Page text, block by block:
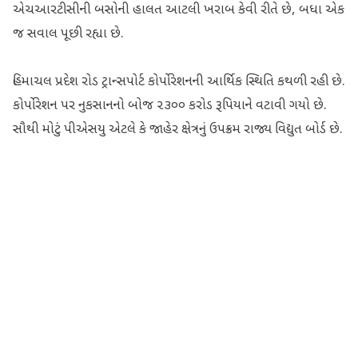
એચઆરટીસીની બસોની હાલત આટલી ખરાબ કેવી રીતે છે, બધા એક
જ સવાલ પૂછી રહ્યા છે.
હિમાચલ પ્રદેશ રોડ ટ્રાન્સપોર્ટ કોર્પોરેશનની આર્થિક સ્થિતિ કથળી રહી છે.
કોર્પોરેશન પર નુકસાનનો બોજ ૨૩૦૦ કરોડ રૂપિયાને વટાવી ગયો છે.
સૌથી મોટું પીએસયુ એટલે કે જાહેર ક્ષેત્રનું ઉપક્રમ રાજ્ય વિદ્યુત બોર્ડ છે.